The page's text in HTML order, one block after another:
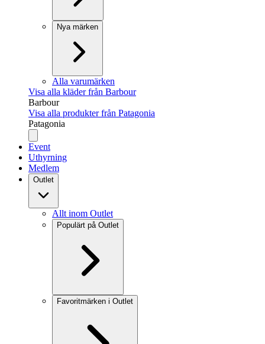
Nya märken
Alla varumärken
Visa alla kläder från Barbour
Barbour
Visa alla produkter från Patagonia
Patagonia
Event
Uthyrning
Medlem
Outlet
Allt inom Outlet
Populärt på Outlet
Favoritmärken i Outlet